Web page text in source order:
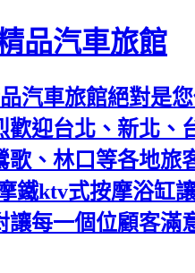
品汽車旅館
汽車旅館絕對是
歡迎台北、新北、
歌、林口等各地旅
鐵ktv式按摩浴缸
讓每一個位顧客滿